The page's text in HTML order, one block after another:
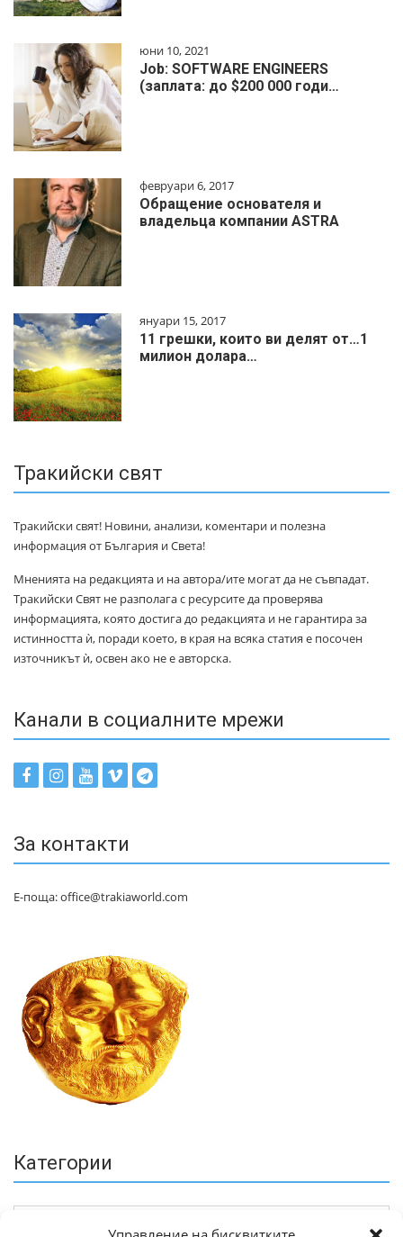
юни 10, 2021
Job: SOFTWARE ENGINEERS
(заплата: до $200 000 годи…
февруари 6, 2017
Обращение основателя и
владельца компании ASTRA
януари 15, 2017
11 грешки, които ви делят от…1
милиoн дoлapa…
Тракийски свят
Тракийски свят! Новини, анализи, коментари и полезна
информация от България и Света!
Мненията на редакцията и на автора/ите могат да не съвпадат.
Тракийски Свят не разполага с ресурсите да проверява
информацията, която достига до редакцията и не гарантира за
истинността ѝ, поради което, в края на всяка статия е посочен
източникът ѝ, освен ако не е авторска.
Канали в социалните мрежи
За контакти
Е-поща: office@trakiaworld.com
Категории